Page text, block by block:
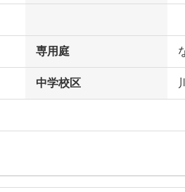
専用庭
中学校区